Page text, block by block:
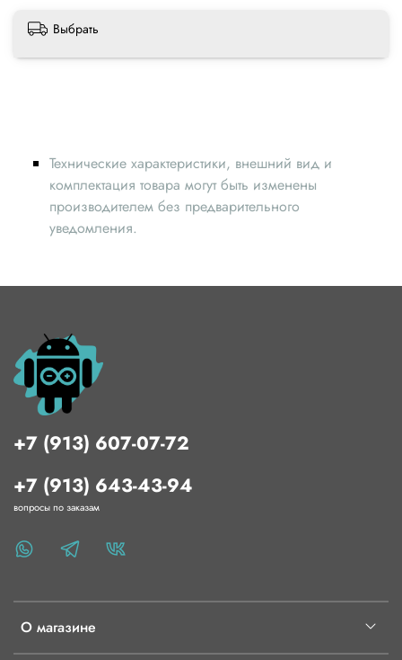
Выбрать
Технические характеристики, внешний вид и
комплектация товара могут быть изменены
производителем без предварительного
уведомления.
О магазине
+7 (913) 607-07-72
+7 (913) 643-43-94
вопросы по заказам